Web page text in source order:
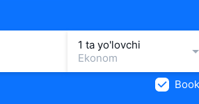
1 ta yo'lovchi
Ekonom